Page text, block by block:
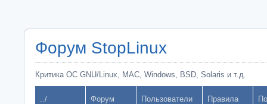
Форум StopLinux
Критика ОС GNU/Linux, MAC, Windows, BSD, Solaris и т.д.
../ Форум Пользователи Правила